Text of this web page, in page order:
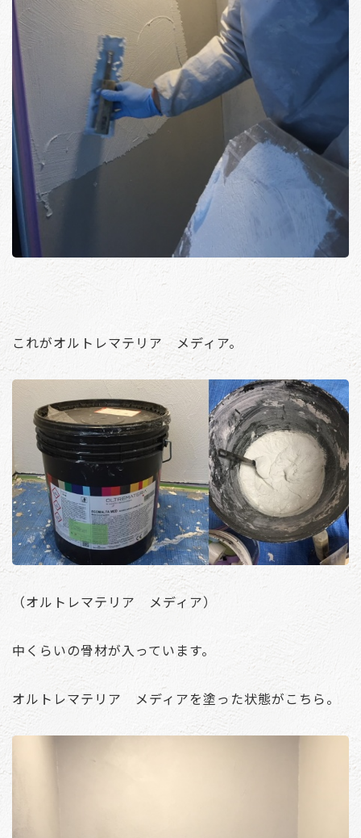
これがオルトレマテリア メディア。
（オルトレマテリア メディア）
中くらいの骨材が入っています。
オルトレマテリア メディアを塗った状態がこちら。